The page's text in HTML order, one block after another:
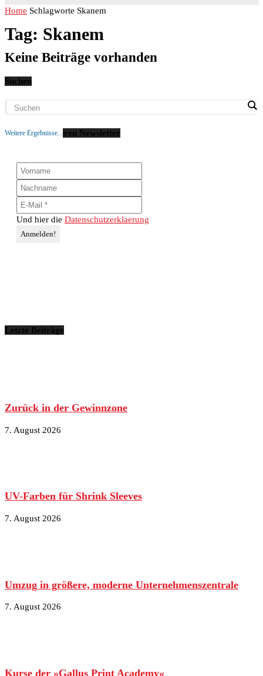
Home Schlagworte Skanem
Tag: Skanem
Keine Beiträge vorhanden
Suchen
Weitere Ergebnisse...
Abonniere unseren Newsletter
Und hier die Datenschutzerklaerung
Letzte Beiträge
Zurück in der Gewinnzone
7. August 2026
UV-Farben für Shrink Sleeves
7. August 2026
Umzug in größere, moderne Unternehmenszentrale
7. August 2026
Kurse der »Gallus Print Academy«